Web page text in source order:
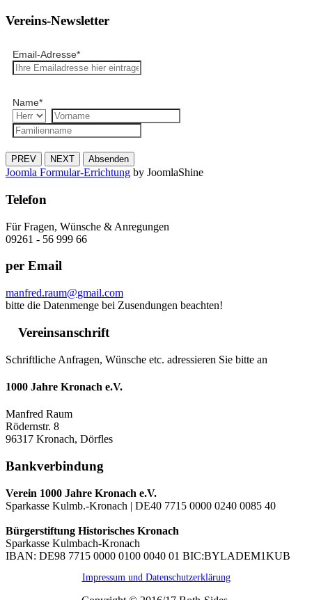
Vereins-Newsletter
Email-Adresse*
Name*
PREV NEXT Absenden
Joomla Formular-Errichtung by JoomlaShine
Telefon
Für Fragen, Wünsche & Anregungen
09261 - 56 999 66
per Email
manfred.raum@gmail.com
bitte die Datenmenge bei Zusendungen beachten!
Vereinsanschrift
Schriftliche Anfragen, Wünsche etc. adressieren Sie bitte an
1000 Jahre Kronach e.V.
Manfred Raum
Rödernstr. 8
96317 Kronach, Dörfles
Bankverbindung
Verein 1000 Jahre Kronach e.V.
Sparkasse Kulmb.-Kronach | DE40 7715 0000 0240 0085 40
Bürgerstiftung Historisches Kronach
Sparkasse Kulmbach-Kronach
IBAN: DE98 7715 0000 0100 0040 01 BIC:BYLADEM1KUB
Impressum und Datenschutzerklärung